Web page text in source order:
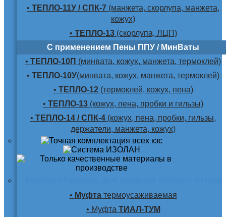
• ТЕПЛО-11У / СПК-7 (манжета, скорлупа, манжета,
кожух)
• ТЕПЛО-13(скорлупа, ЛЦП)
С применением Пены ППУ / МинВаты
• ТЕПЛО-10П (минвата, кожух, манжета, термоклей)
• ТЕПЛО-10У(минвата, кожух, манжета, термоклей)
• ТЕПЛО-12(термоклей, кожух, пена)
• ТЕПЛО-13 (кожух, пена, пробки и гильзы)
• ТЕПЛО-14 / СПК-4 (кожух, пена, пробки, гильзы,
держатели, манжета, кожух)
• Муфтатермоусаживаемая
• Муфта ТИАЛ-ТУМ